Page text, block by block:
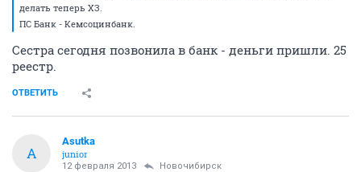
делать теперь ХЗ.
ПС Банк - Кемсоцинбанк.
Сестра сегодня позвонила в банк - деньги пришли. 25
реестр.
ОТВЕТИТЬ
A
Asutka
junior
12 февраля 2013 Новочибирск